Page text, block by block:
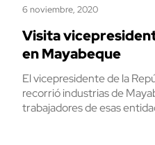
6 noviembre, 2020
Visita
en Mayabeque
El vicepresidente de la
recorrió industrias de
trabajadores de esas